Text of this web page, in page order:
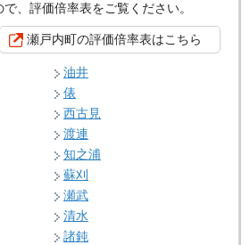
、評価倍率表をご覧ください。
瀬戸内町の評価倍率表はこちら
油井
俵
西古見
渡連
知之浦
蘇刈
瀬武
清水
諸鈍